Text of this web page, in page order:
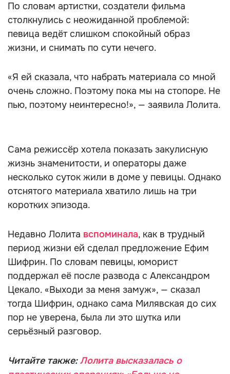
По словам артистки, создатели фильма
столкнулись с неожиданной проблемой:
певица ведёт слишком спокойный образ
жизни, и снимать по сути нечего.
«Я ей сказала, что набрать материала со мной
очень сложно. Поэтому пока мы на стопоре. Не
пью, поэтому неинтересно!», — заявила Лолита.
Сама режиссёр хотела показать закулисную
жизнь знаменитости, и операторы даже
несколько суток жили в доме у певицы. Однако
отснятого материала хватило лишь на три
коротких эпизода.
Недавно Лолита вспоминала, как в трудный
период жизни ей сделал предложение Ефим
Шифрин. По словам певицы, юморист
поддержал её после развода с Александром
Цекало. «Выходи за меня замуж», — сказал
тогда Шифрин, однако сама Милявская до сих
пор не уверена, была ли это шутка или
серьёзный разговор.
Читайте также:Лолита высказалась о